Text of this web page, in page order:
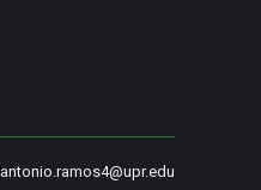
antonio.ramos4@upr.edu